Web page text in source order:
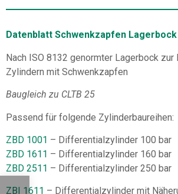
Datenblatt Schwenkzapfen
Nach ISO 8132 genormter Lagerbock
Zylindern mit Schwenkzapfen
Baugleich zu CLTB 25
Passend für folgende Zylinderbaureihen:
ZBD 1001 – Differentialzylinder 100 bar
ZBD 1611 – Differentialzylinder 160 bar
ZBD 2511 – Differentialzylinder 250 bar
ZBI 1611 – Differentialzylinder mit